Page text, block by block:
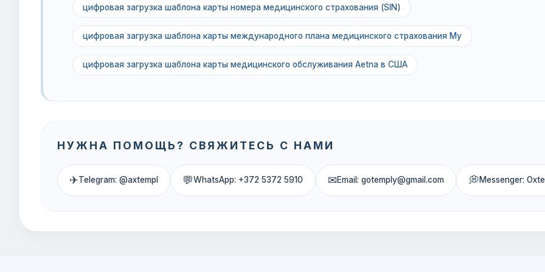
цифровая загрузка шаблона карты номера медицинского страхования (SIN)
цифровая загрузка шаблона карты международного плана медицинского страхования Му
цифровая загрузка шаблона карты медицинского обслуживания Aetna в США
НУЖНА ПОМОЩЬ? СВЯЖИТЕСЬ С НАМИ
✈Telegram: @axtempl 💬WhatsApp: +372 5372 5910 ✉Email: gotemply@gmail.com 💭Messenger: